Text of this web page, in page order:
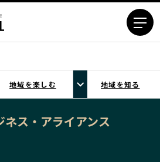
青森エリア
宮城エリア
地域を楽しむ 地域を知る
ス・アライアンス